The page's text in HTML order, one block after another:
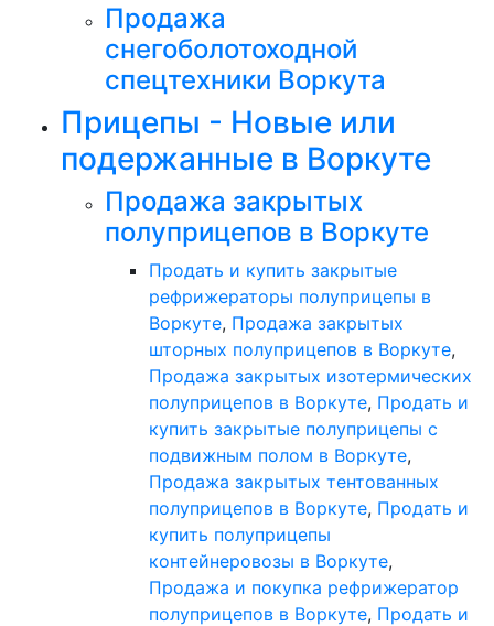
Продажа
снегоболотоходной
спецтехники Воркута
Прицепы - Новые или
подержанные в Воркуте
Продажа закрытых
полуприцепов в Воркуте
Продать и купить закрытые
рефрижераторы полуприцепы в
Воркуте, Продажа закрытых
шторных полуприцепов в Воркуте,
Продажа закрытых изотермических
полуприцепов в Воркуте, Продать и
купить закрытые полуприцепы с
подвижным полом в Воркуте,
Продажа закрытых тентованных
полуприцепов в Воркуте, Продать и
купить полуприцепы
контейнеровозы в Воркуте,
Продажа и покупка рефрижератор
полуприцепов в Воркуте, Продать и